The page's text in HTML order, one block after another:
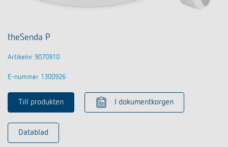
theSenda P
Artikelnr 9070910
E-nummer 1300926
Till produkten I dokumentkorgen
Datablad